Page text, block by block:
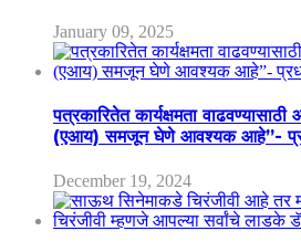
January 09, 2025
पत्रकारितेत कार्यक्षमता
(एआय) समजून घेणे आवश्यक आहे”-
December 19, 2024